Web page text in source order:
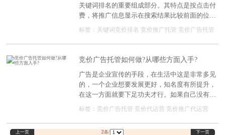
关键词排名的重要组成部分。其特点是按点击付
费，将推广信息显示在搜索结果比较前面的位
置，按点击次数收费。
标签： 关键词竞价排名 竞价推广托管 竞价广告托管
竞价广告托管如何做?从哪些方面入手?
广告是企业宣传的手段，在生活中这是非常多见
的，一个企业想要发展更好，知名度有所提升，
在这一方面就要下足功夫才行。如果自己没有能
力进行这方面的操作，那么可以选择竞价广告托
管，会有专业人员帮助。具体竞价广告托管如何
做?从哪些方面入手?我们一起了解下。
标签： 竞价广告托管 竞价代运营 竞价推广代运营
上一页 2条/ 下一页